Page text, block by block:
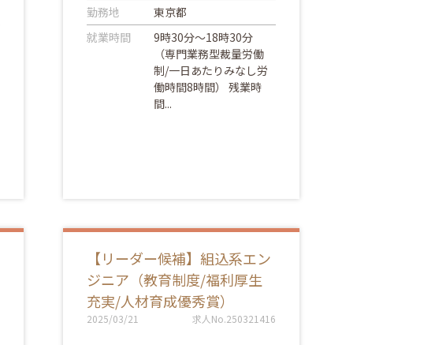
勤務地
東京都
就業時間
9時30分～18時30分
（専門業務型裁量労働
制/一日あたりみなし労
働時間8時間） 残業時
間...
【リーダー候補】組込系エン
ジニア（教育制度/福利厚生
充実/人材育成優秀賞）
2025/03/21 求人No.250321416